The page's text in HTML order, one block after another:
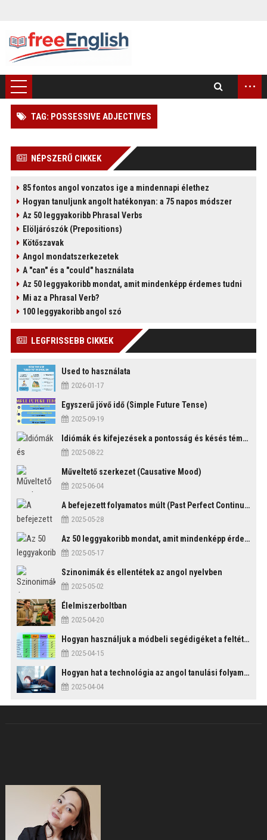
...
TAG: POSSESSIVE ADJECTIVES
NÉPSZERŰ CIKKEK
85 fontos angol vonzatos ige a mindennapi élethez
Hogyan tanuljunk angolt hatékonyan: a 75 napos módszer
Az 50 leggyakoribb Phrasal Verbs
Elöljárószók (Prepositions)
Kötőszavak
Angol mondatszerkezetek
A "can" és a "could" használata
Az 50 leggyakoribb mondat, amit mindenképp érdemes tudni
Mi az a Phrasal Verb?
100 leggyakoribb angol szó
LEGFRISSEBB CIKKEK
Used to használata
2026-01-17
Egyszerű jövő idő (Simple Future Tense)
2025-09-19
Idiómák és kifejezések a pontosság és késés témakörében
2025-08-22
Műveltető szerkezet (Causative Mood)
2025-06-04
A befejezett folyamatos múlt (Past Perfect Continuous Tense)
2025-05-28
Az 50 leggyakoribb mondat, amit mindenképp érdemes tudni
2025-05-17
Szinonimák és ellentétek az angol nyelvben
2025-05-02
Élelmiszerboltban
2025-04-20
Hogyan használjuk a módbeli segédigéket a feltételes mondatszerkezetekben?
2025-04-15
Hogyan hat a technológia az angol tanulási folyamatokra?
2025-04-04